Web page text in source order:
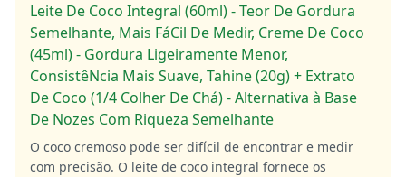
Leite De Coco Integral (60ml) - Teor De Gordura
Semelhante, Mais FáCil De Medir, Creme De Coco
(45ml) - Gordura Ligeiramente Menor,
ConsistêNcia Mais Suave, Tahine (20g) + Extrato
De Coco (1/4 Colher De Chá) - Alternativa à Base
De Nozes Com Riqueza Semelhante
O coco cremoso pode ser difícil de encontrar e medir
com precisão. O leite de coco integral fornece os